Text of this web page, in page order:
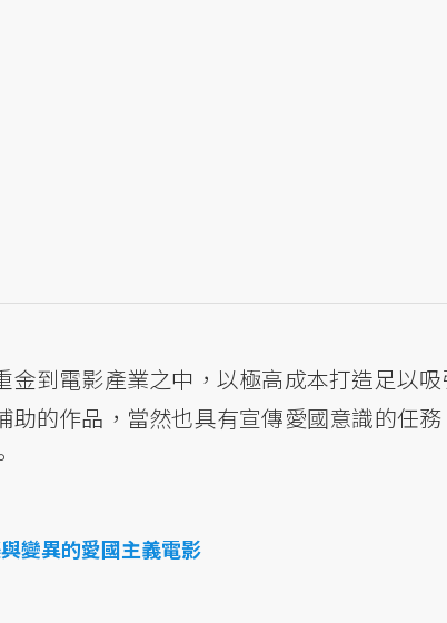
金到電影產業之中，以極高成本打造足以
助的作品，當然也具有宣傳愛國意識的任
變異的愛國主義電影